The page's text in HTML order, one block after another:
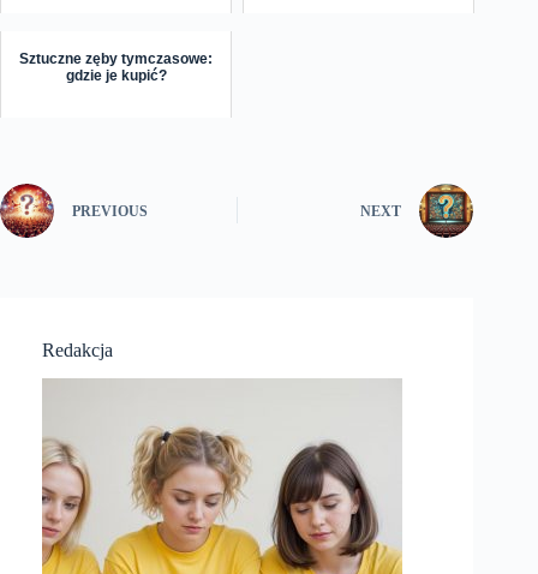
Sztuczne zęby tymczasowe:
gdzie je kupić?
PREVIOUS NEXT
Redakcja